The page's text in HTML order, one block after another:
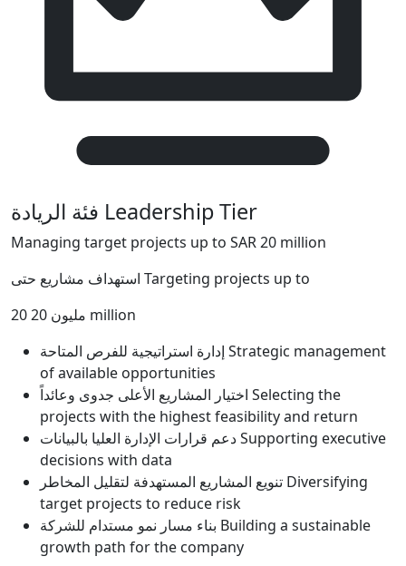
فئة الريادة Leadership Tier
Managing target projects up to SAR 20 million
استهداف مشاريع حتى Targeting projects up to
20 مليون 20 million
إدارة استراتيجية للفرص المتاحة Strategic management
of available opportunities
اختيار المشاريع الأعلى جدوى وعائداً Selecting the
projects with the highest feasibility and return
دعم قرارات الإدارة العليا بالبياناتSupporting executive
decisions with data
تنويع المشاريع المستهدفة لتقليل المخاطر Diversifying
target projects to reduce risk
بناء مسار نمو مستدام للشركة Building a sustainable
growth path for the company